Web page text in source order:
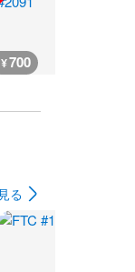
¥700
る